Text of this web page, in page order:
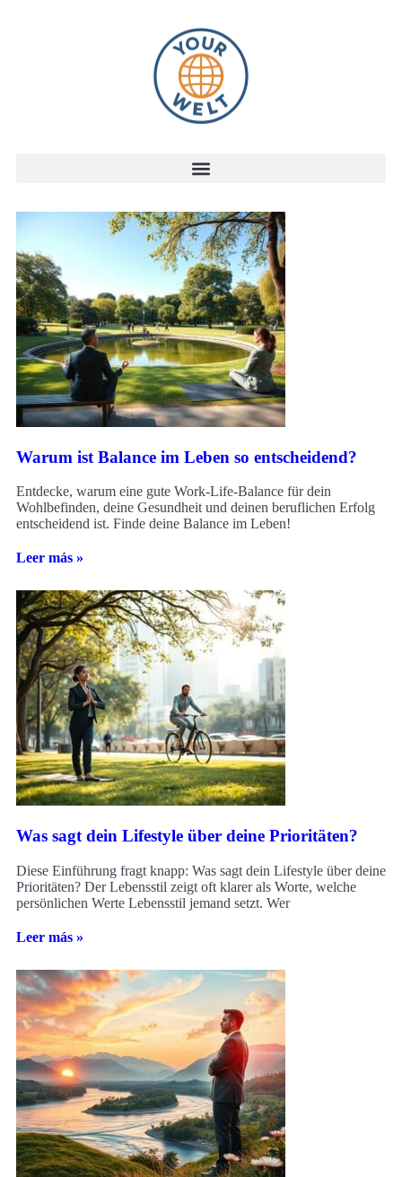
Warum ist Balance im Leben so entscheidend?
Entdecke, warum eine gute Work-Life-Balance für dein
Wohlbefinden, deine Gesundheit und deinen beruflichen Erfolg
entscheidend ist. Finde deine Balance im Leben!
Leer más »
Was sagt dein Lifestyle über deine Prioritäten?
Diese Einführung fragt knapp: Was sagt dein Lifestyle über deine
Prioritäten? Der Lebensstil zeigt oft klarer als Worte, welche
persönlichen Werte Lebensstil jemand setzt. Wer
Leer más »